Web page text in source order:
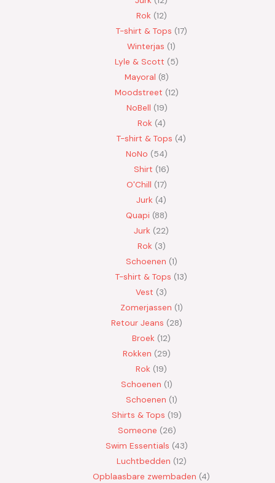
Rok 12
T-shirt & Tops 17
Winterjas 1
Lyle & Scott
5
Mayoral 8
Moodstreet 12
NoBell 19
Rok 4
T-shirt & Tops 4
NoNo
54
Shirt 16
O'Chill 17
Jurk 4
Quapi 88
Jurk 22
Rok 3
Schoenen 1
T-shirt & Tops 13
Vest
3
Zomerjassen 1
Retour Jeans
28
Broek 12
Rokken
29
Rok 19
Schoenen 1
Schoenen 1
Shirts & Tops 19
Someone 26
Swim Essentials 43
Luchtbedden 12
Opblaasbare zwembaden 4